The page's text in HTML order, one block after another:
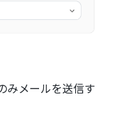
みメールを送信す